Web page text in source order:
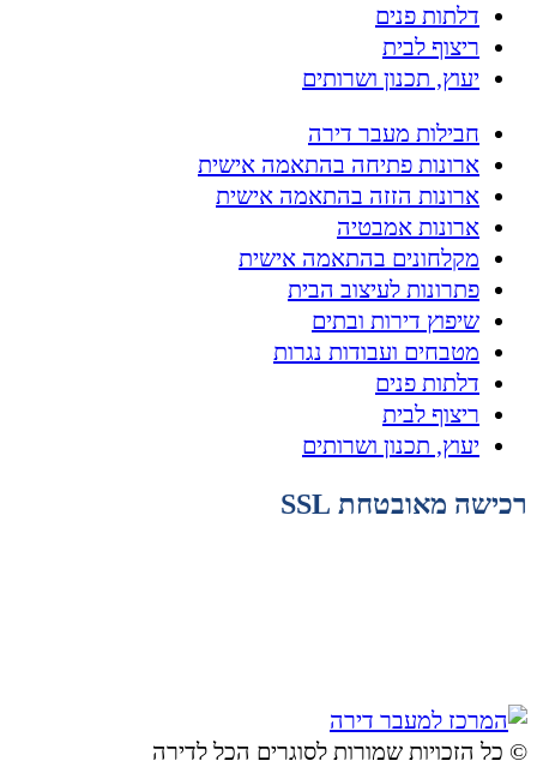
דלתות פנים
ריצוף לבית
יעוץ, תכנון ושרותים
חבילות מעבר דירה
ארונות פתיחה בהתאמה אישית
ארונות הזזה בהתאמה אישית
ארונות אמבטיה
מקלחונים בהתאמה אישית
פתרונות לעיצוב הבית
שיפוץ דירות ובתים
מטבחים ועבודות נגרות
דלתות פנים
ריצוף לבית
יעוץ, תכנון ושרותים
רכישה מאובטחת SSL
© ​כל הזכויות שמורות לסוגרים הכל לדירה